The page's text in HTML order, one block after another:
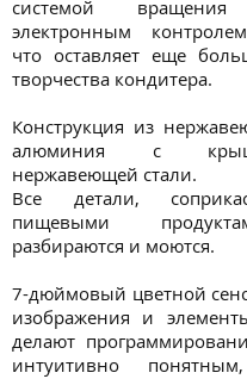
системой
электронным
что оставляет еще
творчества кондитера.
Конструкция из
алюминия с
нержавеющей стали.
Все детали,
пищевыми
разбираются и моются.
7-дюймовый цветной
изображения и
делают
интуитивно